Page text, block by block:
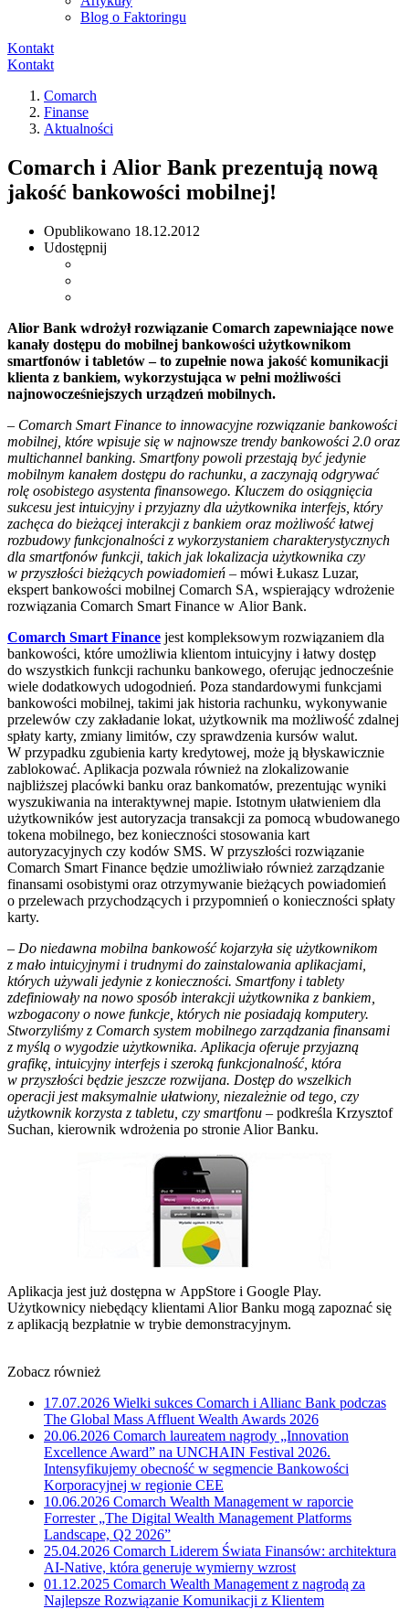
Blog o Faktoringu
Kontakt
Kontakt
Comarch
Finanse
Aktualności
Comarch i Alior Bank prezentują nową
jakość bankowości mobilnej!
Opublikowano 18.12.2012
Udostępnij
Alior Bank wdrożył rozwiązanie Comarch zapewniające nowe
kanały dostępu do mobilnej bankowości użytkownikom
smartfonów i tabletów – to zupełnie nowa jakość komunikacji
klienta z bankiem, wykorzystująca w pełni możliwości
najnowocześniejszych urządzeń mobilnych.
– Comarch Smart Finance to innowacyjne rozwiązanie bankowości
mobilnej, które wpisuje się w najnowsze trendy bankowości 2.0 oraz
multichannel banking. Smartfony powoli przestają być jedynie
mobilnym kanałem dostępu do rachunku, a zaczynają odgrywać
rolę osobistego asystenta finansowego. Kluczem do osiągnięcia
sukcesu jest intuicyjny i przyjazny dla użytkownika interfejs, który
zachęca do bieżącej interakcji z bankiem oraz możliwość łatwej
rozbudowy funkcjonalności z wykorzystaniem charakterystycznych
dla smartfonów funkcji, takich jak lokalizacja użytkownika czy
w przyszłości bieżących powiadomień – mówi Łukasz Luzar,
ekspert bankowości mobilnej Comarch SA, wspierający wdrożenie
rozwiązania Comarch Smart Finance w Alior Bank.
Comarch Smart Finance jest kompleksowym rozwiązaniem dla
bankowości, które umożliwia klientom intuicyjny i łatwy dostęp
do wszystkich funkcji rachunku bankowego, oferując jednocześnie
wiele dodatkowych udogodnień. Poza standardowymi funkcjami
bankowości mobilnej, takimi jak historia rachunku, wykonywanie
przelewów czy zakładanie lokat, użytkownik ma możliwość zdalnej
spłaty karty, zmiany limitów, czy sprawdzenia kursów walut.
W przypadku zgubienia karty kredytowej, może ją błyskawicznie
zablokować. Aplikacja pozwala również na zlokalizowanie
najbliższej placówki banku oraz bankomatów, prezentując wyniki
wyszukiwania na interaktywnej mapie. Istotnym ułatwieniem dla
użytkowników jest autoryzacja transakcji za pomocą wbudowanego
tokena mobilnego, bez konieczności stosowania kart
autoryzacyjnych czy kodów SMS. W przyszłości rozwiązanie
Comarch Smart Finance będzie umożliwiało również zarządzanie
finansami osobistymi oraz otrzymywanie bieżących powiadomień
o przelewach przychodzących i przypomnień o konieczności spłaty
karty.
– Do niedawna mobilna bankowość kojarzyła się użytkownikom
z mało intuicyjnymi i trudnymi do zainstalowania aplikacjami,
których używali jedynie z konieczności. Smartfony i tablety
zdefiniowały na nowo sposób interakcji użytkownika z bankiem,
wzbogacony o nowe funkcje, których nie posiadają komputery.
Stworzyliśmy z Comarch system mobilnego zarządzania finansami
z myślą o wygodzie użytkownika. Aplikacja oferuje przyjazną
grafikę, intuicyjny interfejs i szeroką funkcjonalność, która
w przyszłości będzie jeszcze rozwijana. Dostęp do wszelkich
operacji jest maksymalnie ułatwiony, niezależnie od tego, czy
użytkownik korzysta z tabletu, czy smartfonu – podkreśla Krzysztof
Suchan, kierownik wdrożenia po stronie Alior Banku.
Aplikacja jest już dostępna w AppStore i Google Play.
Użytkownicy niebędący klientami Alior Banku mogą zapoznać się
z aplikacją bezpłatnie w trybie demonstracyjnym.
Zobacz również
17.07.2026 Wielki sukces Comarch i Allianc Bank podczas
The Global Mass Affluent Wealth Awards 2026
20.06.2026 Comarch laureatem nagrody „Innovation
Excellence Award” na UNCHAIN Festival 2026.
Intensyfikujemy obecność w segmencie Bankowości
Korporacyjnej w regionie CEE
10.06.2026 Comarch Wealth Management w raporcie
Forrester „The Digital Wealth Management Platforms
Landscape, Q2 2026”
25.04.2026 Comarch Liderem Świata Finansów: architektura
AI-Native, która generuje wymierny wzrost
01.12.2025 Comarch Wealth Management z nagrodą za
Najlepsze Rozwiązanie Komunikacji z Klientem